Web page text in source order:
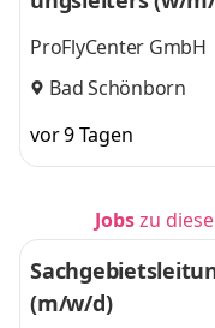
ProFlyCenter GmbH
Bad Schönborn
vor 9 Tagen
Jobszu
(m/w/d)